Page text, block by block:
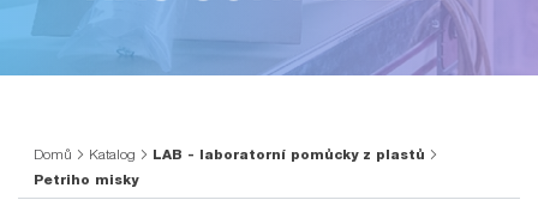
Domů Katalog
LAB - laboratorní pomůcky z plastů
Petriho misky